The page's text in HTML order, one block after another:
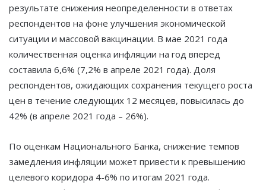
результате снижения неопределенности в ответах
респондентов на фоне улучшения экономической
ситуации и массовой вакцинации. В мае 2021 года
количественная оценка инфляции на год вперед
составила 6,6% (7,2% в апреле 2021 года). Доля
респондентов, ожидающих сохранения текущего роста
цен в течение следующих 12 месяцев, повысилась до
42% (в апреле 2021 года – 26%).
По оценкам Национального Банка, снижение темпов
замедления инфляции может привести к превышению
целевого коридора 4-6% по итогам 2021 года.